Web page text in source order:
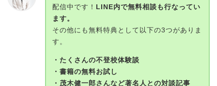
配信中です！ LINE内で無料相談も行なってい
ます。
その他にも無料特典として以下の3つがありま
す。
・たくさんの不登校体験談
・書籍の無料お試し
・茂木健一郎さんなど著名人との対談記事